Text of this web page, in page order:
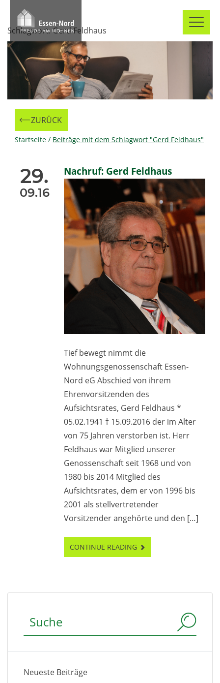
content
Schlagwort:Gerd Feldhaus
ZURÜCK
Zur
Startseite / Beiträge mit dem Schlagwort "Gerd Feldhaus"
29.
09.16
Nachruf: Gerd Feldhaus
Tief bewegt nimmt die
Wohnungsgenossenschaft Essen-
Nord eG Abschied von ihrem
Ehrenvorsitzenden des
Aufsichtsrates, Gerd Feldhaus *
05.02.1941 † 15.09.2016 der im Alter
von 75 Jahren verstorben ist. Herr
Feldhaus war Mitglied unserer
Genossenschaft seit 1968 und von
1980 bis 2014 Mitglied des
Aufsichtsrates, dem er von 1996 bis
2001 als stellvertretender
Vorsitzender angehörte und den […]
CONTINUE READING
Suchbegriff
Neueste Beiträge